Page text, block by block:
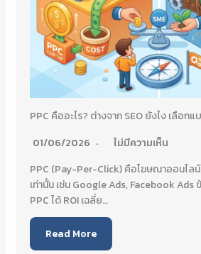
PPC คืออะไร? ต่างจาก SEO ยังไง เลือก
01/06/2026
ไม่มีความเห็น
PPC (Pay-Per-Click) คือโฆษณาออนไล
เท่านั้น เช่น Google Ads, Facebook
PPC ได้ ROI เฉลี่ย…
Read More